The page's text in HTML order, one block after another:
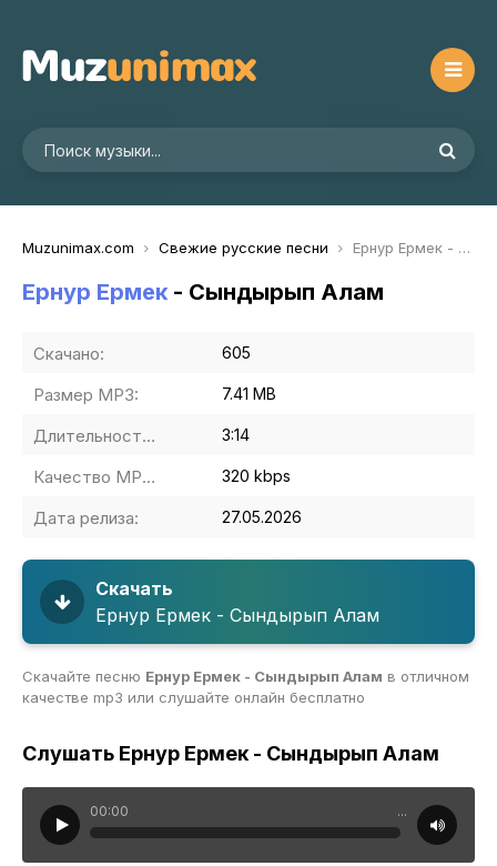
Muzunimax.com Свежие русские песни Ернур Ермек - Сындырып Алам
Ернур Ермек - Сындырып Алам
Скачано: 605
Размер MP3: 7.41 MB
Длительность MP3: 3:14
Качество MP3: 320 kbps
Дата релиза: 27.05.2026
Скачать
Ернур Ермек - Сындырып Алам
Скачайте песню Ернур Ермек - Сындырып Алам в отличном
качестве mp3 или слушайте онлайн бесплатно
Слушать Ернур Ермек - Сындырып Алам
00:00 ...